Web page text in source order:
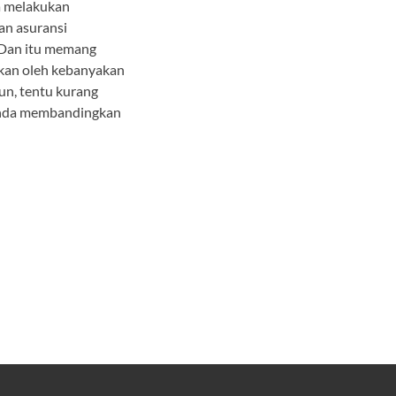
asuransi
itu memang
oleh kebanyakan
tentu kurang
membandingkan